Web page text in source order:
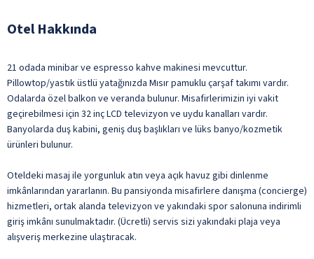
Otel Hakkında
21 odada minibar ve espresso kahve makinesi mevcuttur.
Pillowtop/yastık üstlü yatağınızda Mısır pamuklu çarşaf takımı vardır.
Odalarda özel balkon ve veranda bulunur. Misafirlerimizin iyi vakit
geçirebilmesi için 32 inç LCD televizyon ve uydu kanalları vardır.
Banyolarda duş kabini, geniş duş başlıkları ve lüks banyo/kozmetik
ürünleri bulunur.
Oteldeki masaj ile yorgunluk atın veya açık havuz gibi dinlenme
imkânlarından yararlanın. Bu pansiyonda misafirlere danışma (concierge)
hizmetleri, ortak alanda televizyon ve yakındaki spor salonuna indirimli
giriş imkânı sunulmaktadır. (Ücretli) servis sizi yakındaki plaja veya
alışveriş merkezine ulaştıracak.